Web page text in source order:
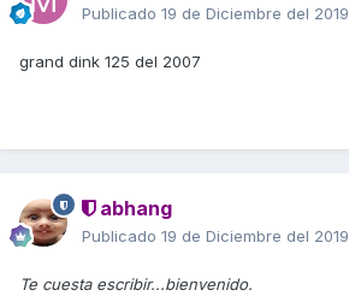
Publicado 19 de Diciembre del 2019
grand dink 125 del 2007
abhang
Publicado 19 de Diciembre del 2019
Te cuesta escribir...bienvenido.